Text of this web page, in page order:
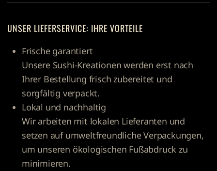
UNSER LIEFERSERVICE: IHRE VORTEILE
Frische garantiert
Unsere Sushi-Kreationen werden erst nach
Ihrer Bestellung frisch zubereitet und
sorgfältig verpackt.
Lokal und nachhaltig
Wir arbeiten mit lokalen Lieferanten und
setzen auf umweltfreundliche Verpackungen,
um unseren ökologischen Fußabdruck zu
minimieren.